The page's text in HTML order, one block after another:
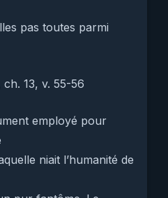
pas toutes parmi
13, v. 55-56
employé pour
niait l’humanité de